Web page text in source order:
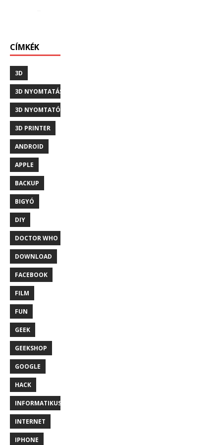
CÍMKÉK
3D
3D NYOMTATÁS
3D NYOMTATÓ
3D PRINTER
ANDROID
APPLE
BACKUP
BIGYÓ
DIY
DOCTOR WHO
DOWNLOAD
FACEBOOK
FILM
FUN
GEEK
GEEKSHOP
GOOGLE
HACK
INFORMATIKUS
INTERNET
IPHONE